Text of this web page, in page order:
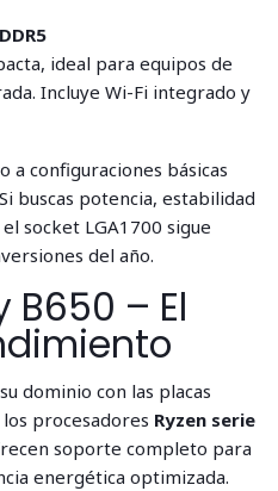
ideal para equipos de
Incluye Wi-Fi integrado y
a configuraciones básicas
buscas potencia, estabilidad
socket LGA1700 sigue
del año.
B650 – El
dominio con las placas
procesadores Ryzen serie
soporte completo para
energética optimizada.